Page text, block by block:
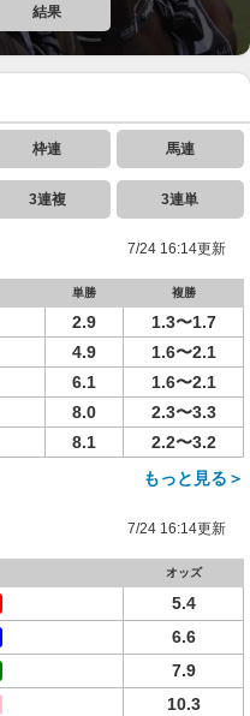
結果
枠連 馬連
3連複 3連単
7/24 16:14更新
単勝 複勝
2.9
1.3〜1.7
4.9
1.6〜2.1
6.1
1.6〜2.1
8.0
2.3〜3.3
8.1
2.2〜3.2
もっと見る＞
7/24 16:14更新
オッズ
5.4
6.6
7.9
10.3